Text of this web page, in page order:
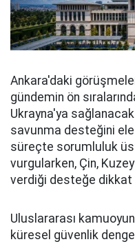
Ankara'daki
gündemin ön
Ukrayna'ya
savunma desteğini
süreçte sorumluluk
vurgularken, Çin,
verdiği desteğe dikkat
Uluslararası
küresel güvenlik